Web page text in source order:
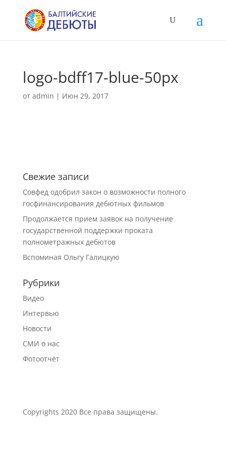
logo-bdff17-blue-50px
от admin | Июн 29, 2017
Свежие записи
Совфед одобрил закон о возможности полного
госфинансирования дебютных фильмов
Продолжается прием заявок на получение
государственной поддержки проката
полнометражных дебютов
Вспоминая Ольгу Галицкую
Рубрики
Видео
Интервью
Новости
СМИ о нас
Фотоотчёт
Сopyrights 2020 Все права защищены.